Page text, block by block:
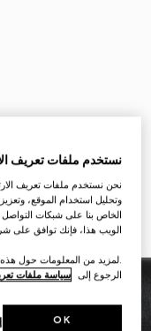
نستخدم ملفات تعريف
نحن نستخدم ملفات تعريف
وتحليل استخدام الموقع،
الخاص بنا على شبكات
الويب هذا، فإنك توافق على
.لمزيد من المعلومات حول هذه
الرجوع إلى سياسة ملفات
OK